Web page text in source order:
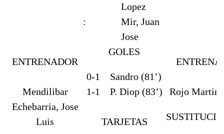
:
Lopez
Mir, Juan
Jose
ENTRENADOR
Mendilibar
Echebarria, Jose
Luis
GOLES
0-1
Sandro (81’)
1-1
P. Diop (83’)
TARJETAS
Rojo Martin,